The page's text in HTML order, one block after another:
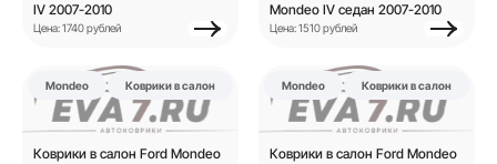
IV 2007-2010
Цена: 1740 рублей
Mondeo IV седан 2007-2010
Цена: 1510 рублей
Mondeo Коврики в салон
Коврики в салон Ford Mondeo
Mondeo Коврики в салон
Коврики в салон Ford Mondeo